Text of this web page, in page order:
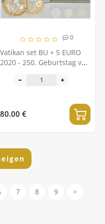
0
Vatikan set BU + 5 EURO
2020 - 250. Geburtstag von
80.00 €
7 8 9 >